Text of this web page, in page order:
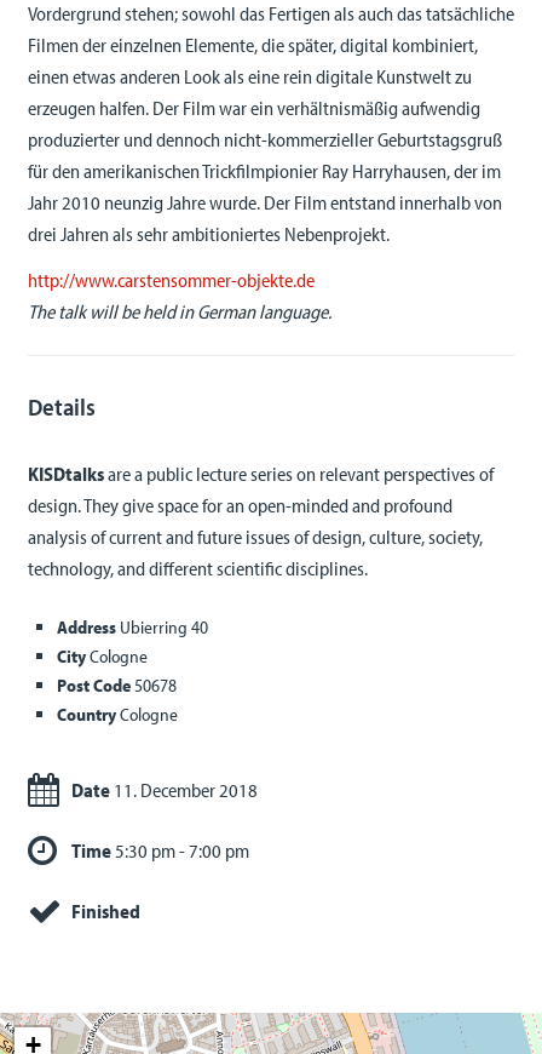
Vordergrund stehen; sowohl das Fertigen als auch das tatsächliche
Filmen der einzelnen Elemente, die später, digital kombiniert,
einen etwas anderen Look als eine rein digitale Kunstwelt zu
erzeugen halfen. Der Film war ein verhältnismäßig aufwendig
produzierter und dennoch nicht-kommerzieller Geburtstagsgruß
für den amerikanischen Trickfilmpionier Ray Harryhausen, der im
Jahr 2010 neunzig Jahre wurde. Der Film entstand innerhalb von
drei Jahren als sehr ambitioniertes Nebenprojekt.
http://www.carstensommer-objekte.de
The talk will be held in German language.
Details
KISDtalksare a public lecture series on relevant perspectives of
design. They give space for an open-minded and profound
analysis of current and future issues of design, culture, society,
technology, and different scientific disciplines.
AddressUbierring 40
CityCologne
Post Code50678
CountryCologne
Date11. December 2018
Time5:30 pm - 7:00 pm
Finished
+